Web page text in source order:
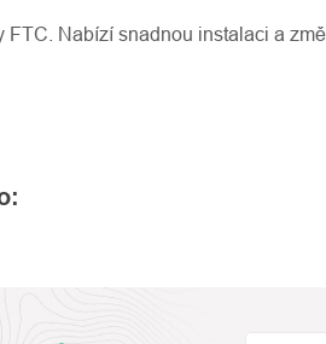
FTC. Nabízí snadnou instalaci a